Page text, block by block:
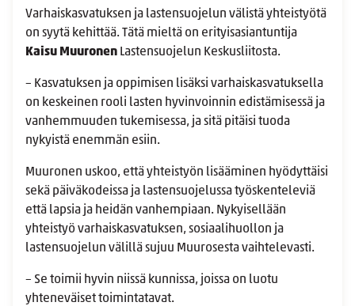
Varhaiskasvatuksen ja lastensuojelun välistä yhteistyötä
on syytä kehittää. Tätä mieltä on erityisasiantuntija
Kaisu Muuronen Lastensuojelun Keskusliitosta.
– Kasvatuksen ja oppimisen lisäksi varhaiskasvatuksella
on keskeinen rooli lasten hyvinvoinnin edistämisessä ja
vanhemmuuden tukemisessa, ja sitä pitäisi tuoda
nykyistä enemmän esiin.
Muuronen uskoo, että yhteistyön lisääminen hyödyttäisi
sekä päiväkodeissa ja lastensuojelussa työskenteleviä
että lapsia ja heidän vanhempiaan. Nykyisellään
yhteistyö varhaiskasvatuksen, sosiaalihuollon ja
lastensuojelun välillä sujuu Muurosesta vaihtelevasti.
– Se toimii hyvin niissä kunnissa, joissa on luotu
yhteneväiset toimintatavat.